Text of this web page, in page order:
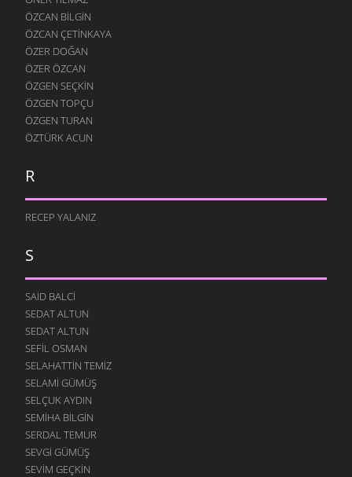
ÖZCAN BILGIN
ÖZCAN ÇETINKAYA
ÖZER DOĞAN
ÖZER ÖZCAN
ÖZGEN SEÇKIN
ÖZGEN TOPÇU
ÖZGEN TURAN
ÖZTÜRK ACUN
R
RECEP YALANIZ
S
SAID BALCI
SEDAT ALTUN
SEDAT ALTUN
SEFIL OSMAN
SELAHATTIN TEMIZ
SELAMI GÜMÜŞ
SELÇUK AYDIN
SEMIHA BILGIN
SERDAL TEMUR
SEVGI GÜMÜŞ
SEVIM GEÇKIN